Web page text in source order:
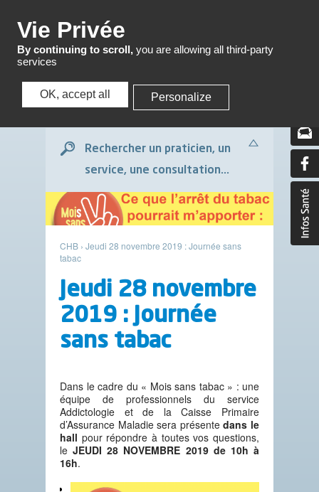
Menu
Rechercher un praticien, un
service, une consultation...
CHB › Jeudi 28 novembre 2019 : Journée sans
tabac
Jeudi 28 novembre
2019 : Journée
sans tabac
Dans le cadre du « Mois sans tabac » : une
équipe de professionnels du service
Addictologie et de la Caisse Primaire
d’Assurance Maladie sera présentedans le
hall pour répondre à toutes vos questions,
leJEUDI 28 NOVEMBRE 2019 de 10h à
16h.
Vie Privée
By continuing to scroll, you are allowing all third-party
services
OK, accept all Personalize